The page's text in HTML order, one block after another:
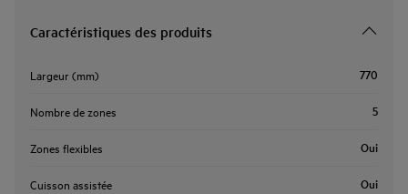
Caractéristiques des produits
Largeur (mm) 770
Nombre de zones 5
Zones flexibles Oui
Cuisson assistée Oui